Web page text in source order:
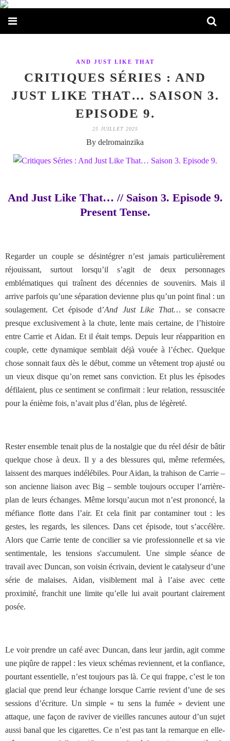
AND JUST LIKE THAT
CRITIQUES SÉRIES : AND
JUST LIKE THAT… SAISON 3.
EPISODE 9.
25 JUILLET 2025
By delromainzika
And Just Like That… // Saison 3. Episode 9.
Present Tense.
Regarder un couple se désintégrer n’est jamais particulièrement
réjouissant, surtout lorsqu’il s’agit de deux personnages
emblématiques qui traînent des décennies de souvenirs. Mais il
arrive parfois qu’une séparation devienne plus qu’un point final : un
soulagement. Cet épisode d’And Just Like That… se consacre
presque exclusivement à la chute, lente mais certaine, de l’histoire
entre Carrie et Aidan. Et il était temps. Depuis leur réapparition en
couple, cette dynamique semblait déjà vouée à l’échec. Quelque
chose sonnait faux dès le début, comme un vêtement trop ajusté ou
un vieux disque qu’on remet sans conviction. Et plus les épisodes
défilaient, plus ce sentiment se confirmait : leur relation, ressuscitée
pour la énième fois, n’avait plus d’élan, plus de légèreté.
Rester ensemble tenait plus de la nostalgie que du réel désir de bâtir
quelque chose à deux. Il y a des blessures qui, même refermées,
laissent des marques indélébiles. Pour Aidan, la trahison de Carrie –
son ancienne liaison avec Big – semble toujours occuper l’arrière-
plan de leurs échanges. Même lorsqu’aucun mot n’est prononcé, la
méfiance flotte dans l’air. Et cela finit par contaminer tout : les
gestes, les regards, les silences. Dans cet épisode, tout s’accélère.
Alors que Carrie tente de concilier sa vie professionnelle et sa vie
sentimentale, les tensions s'accumulent. Une simple séance de
travail avec Duncan, son voisin écrivain, devient le catalyseur d’une
série de malaises. Aidan, visiblement mal à l’aise avec cette
proximité, franchit une limite qu’elle lui avait pourtant clairement
posée.
Le voir prendre un café avec Duncan, dans leur jardin, agit comme
une piqûre de rappel : les vieux schémas reviennent, et la confiance,
pourtant essentielle, n’est toujours pas là. Ce qui frappe, c’est le ton
glacial que prend leur échange lorsque Carrie revient d’une de ses
sessions d’écriture. Un simple « tu sens la fumée » devient une
attaque, une façon de raviver de vieilles rancunes autour d’un sujet
aussi banal que les cigarettes. Ce n’est pas tant la remarque en elle-